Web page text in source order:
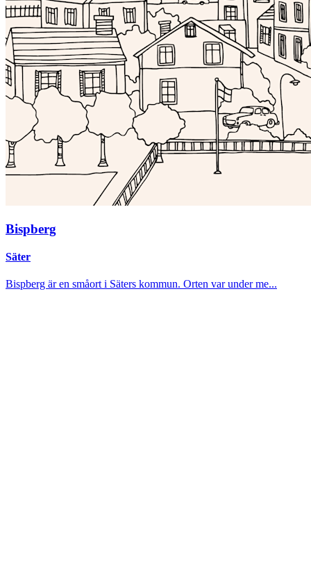
Bispberg
Säter
Bispberg är en småort i Säters kommun. Orten var under me...